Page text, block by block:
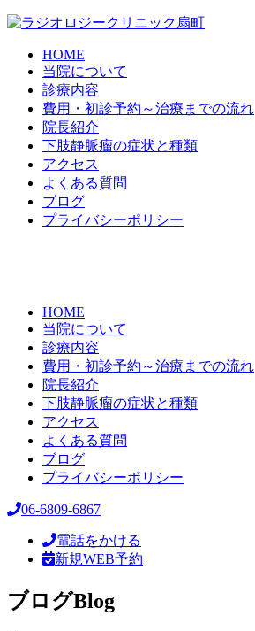
HOME
当院について
診療内容
費用・初診予約～治療までの流れ
院長紹介
下肢静脈瘤の症状と種類
アクセス
よくある質問
ブログ
プライバシーポリシー
HOME
当院について
診療内容
費用・初診予約～治療までの流れ
院長紹介
下肢静脈瘤の症状と種類
アクセス
よくある質問
ブログ
プライバシーポリシー
06-6809-6867
電話をかける
新規WEB予約
ブログBlog